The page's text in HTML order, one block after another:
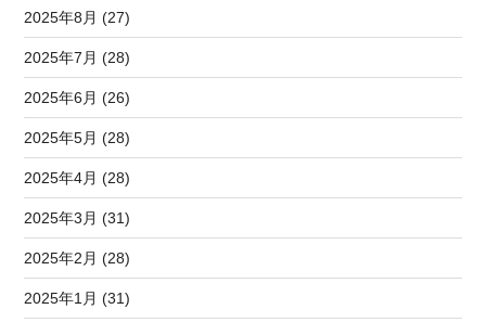
2025年8月 (27)
2025年7月 (28)
2025年6月 (26)
2025年5月 (28)
2025年4月 (28)
2025年3月 (31)
2025年2月 (28)
2025年1月 (31)